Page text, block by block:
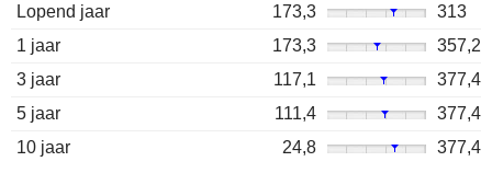
Lopend jaar
173,3
313
1 jaar
173,3
357,2
3 jaar
117,1
377,4
5 jaar
111,4
377,4
10 jaar
24,8 377,4